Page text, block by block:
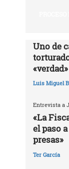
Uno de
«verdad»
Luis Miguel
Entrevista a
«La
el paso
presas»
Ter García